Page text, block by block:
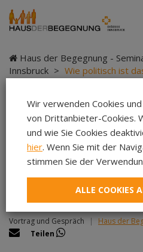
Haus der Begegnung -
Innsbruck > Wie politisch ist
Wie
Vortrag und Gespräch | Haus der
Teilen
Wir verwenden Cookies
von Drittanbieter-Cookies.
und wie Sie Cookies
hier. Wenn Sie mit der
stimmen Sie der
ALLE COOKIES